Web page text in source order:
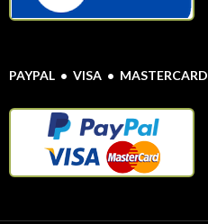
PAYPAL • VISA • MASTERCARD